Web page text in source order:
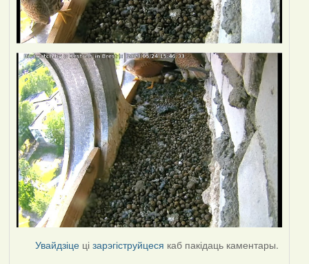
Увайдзіце цізарэгіструйцеся каб пакідаць каментары.